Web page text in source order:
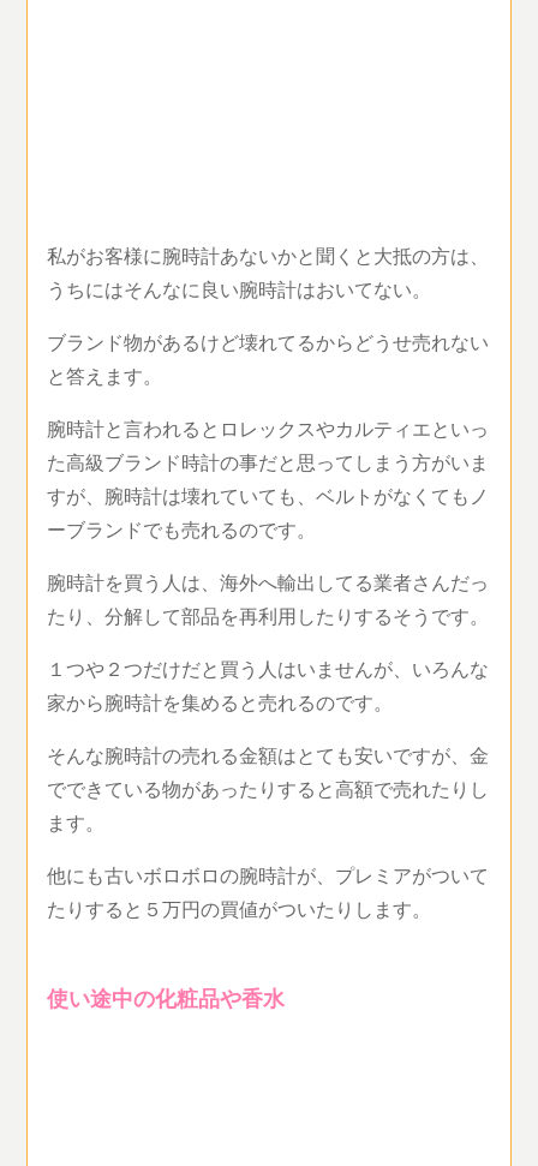
私がお客様に腕時計あないかと聞くと大抵の方は、
うちにはそんなに良い腕時計はおいてない。
ブランド物があるけど壊れてるからどうせ売れない
と答えます。
腕時計と言われるとロレックスやカルティエといっ
た高級ブランド時計の事だと思ってしまう方がいま
すが、腕時計は壊れていても、ベルトがなくてもノ
ーブランドでも売れるのです。
腕時計を買う人は、海外へ輸出してる業者さんだっ
たり、分解して部品を再利用したりするそうです。
１つや２つだけだと買う人はいませんが、いろんな
家から腕時計を集めると売れるのです。
そんな腕時計の売れる金額はとても安いですが、金
でできている物があったりすると高額で売れたりし
ます。
他にも古いボロボロの腕時計が、プレミアがついて
たりすると５万円の買値がついたりします。
使い途中の化粧品や香水